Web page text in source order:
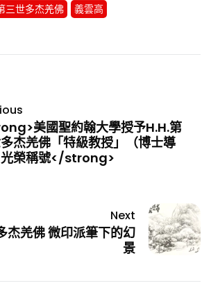
三世多杰羌佛 義雲高
美國聖約翰大學授予H.H.第
杰羌佛「特級教授」（博士導
榮稱號</strong>
Next
杰羌佛 微印派筆下的幻
景